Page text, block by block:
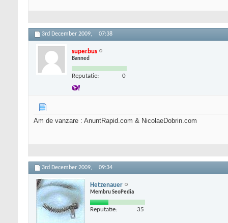
3rd December 2009, 07:38
superbus
Banned
Reputatie: 0
Am de vanzare : AnuntRapid.com & NicolaeDobrin.com
3rd December 2009, 09:34
Hetzenauer
Membru SeoPedia
Reputatie: 35